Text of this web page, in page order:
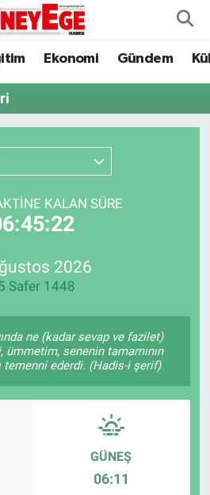
Ekonomi Gündem
KALAN SÜRE
2026
Safer 1448
ne (kadar sevap ve fazilet)
ümmetim, senenin tamamının
temenni ederdi. (Hadis-i şerif)
GÜNEŞ
06:11
Haritası